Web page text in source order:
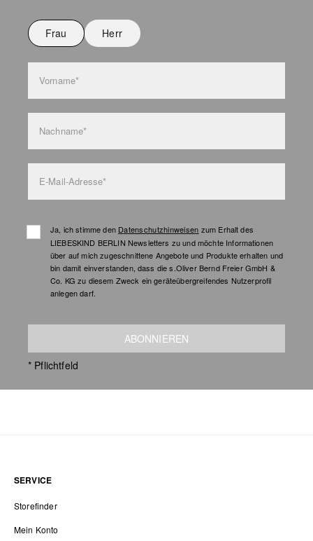
Nicht waschen
Frau Herr
Vorname*
Nachname*
E-Mail-Adresse*
Ja, ich stimme den Datenschutzhinweisen zum Erhalt des
LIEBESKIND BERLIN Newsletters zu und möchte Informationen
über auf mich zugeschnittene Angebote und Produkte erhalten und
bin damit einverstanden, dass die s.Oliver Bernd Freier GmbH &
Co. KG zu diesem Zweck ein geräteübergreifendes Nutzerprofil
anlegen darf.
ABONNIEREN
* Pflichtfeld
SERVICE
Storefinder
Mein Konto